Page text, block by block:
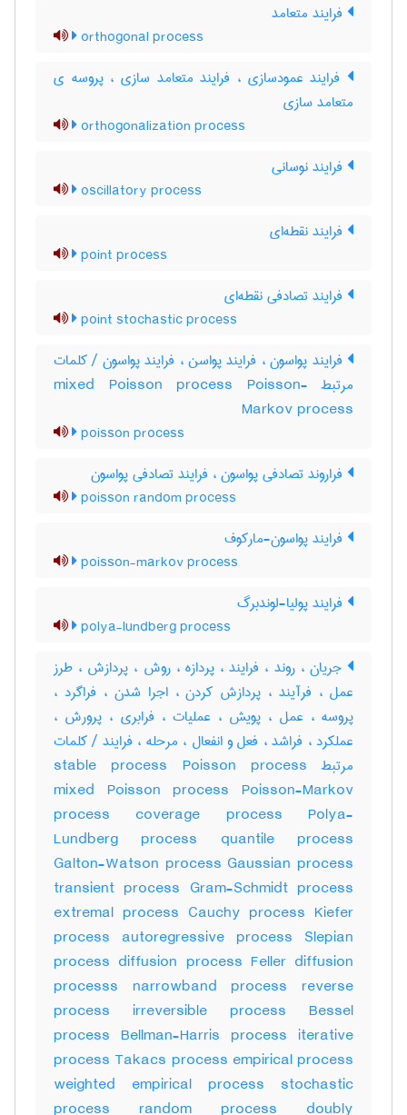
فرایند متعامد
orthogonal process
فرایند عمودسازی ، فرایند متعامد سازی ، پروسه ی
متعامد سازی
orthogonalization process
فرایند نوسانی
oscillatory process
فرایند نقطه‌ای
point process
فرایند تصادفی نقطه‌ای
point stochastic process
فرایند پواسون ، فرایند پواسن ، فرایند پواسون / کلمات
مرتبط mixed Poisson process Poisson-
Markov process
poisson process
فراروند تصادفی پواسون ، فرایند تصادفی پواسون
poisson random process
فرایند پواسون-مارکوف
poisson-markov process
فرایند پولیا-لوندبرگ
polya-lundberg process
جریان ، روند ، فرایند ، پردازه ، روش ، پردازش ، طرز
عمل ، فرآیند ، پردازش کردن ، اجرا شدن ، فراگرد ،
پروسه ، عمل ، پویش ، عملیات ، فرابری ، پرورش ،
عملکرد ، فراشد ، فعل و انفعال ، مرحله ، فرایند / کلمات
مرتبط stable process Poisson process
mixed Poisson process Poisson-Markov
process coverage process Polya-
Lundberg process quantile process
Galton-Watson process Gaussian process
transient process Gram-Schmidt process
extremal process Cauchy process Kiefer
process autoregressive process Slepian
process diffusion process Feller diffusion
processs narrowband process reverse
process irreversible process Bessel
process Bellman-Harris process iterative
process Takacs process empirical process
weighted empirical process stochastic
process random process doubly